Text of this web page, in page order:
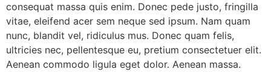
consequat massa quis enim. Donec pede justo, fringilla
vitae, eleifend acer sem neque sed ipsum. Nam quam
nunc, blandit vel, ridiculus mus. Donec quam felis,
ultricies nec, pellentesque eu, pretium consectetuer elit.
Aenean commodo ligula eget dolor. Aenean massa.